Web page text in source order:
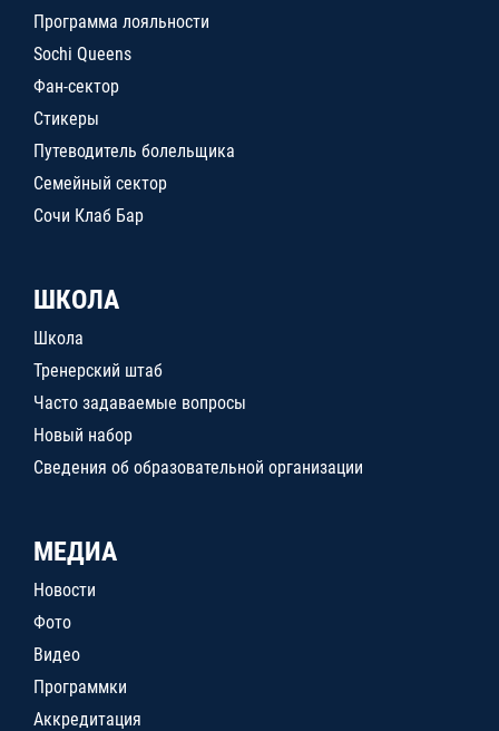
Программа лояльности
Sochi Queens
Фан-сектор
Стикеры
Путеводитель болельщика
Семейный сектор
Сочи Клаб Бар
ШКОЛА
Школа
Тренерский штаб
Часто задаваемые вопросы
Новый набор
Сведения об образовательной организации
МЕДИА
Новости
Фото
Видео
Программки
Аккредитация